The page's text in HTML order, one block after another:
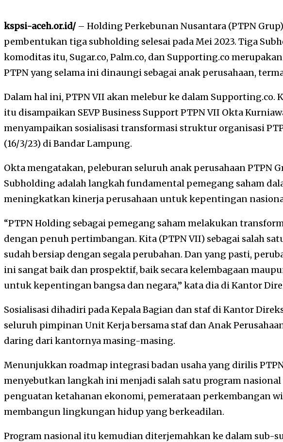
kspsi-aceh.or.id/– Holding Perkebunan Nusantara (PTPN
pembentukan tiga subholding selesai pada Mei 2023. Tiga
komoditas itu, Sugar.co, Palm.co, dan Supporting.co
PTPN yang selama ini dinaungi sebagai anak perusahaan,
Dalam hal ini, PTPN VII akan melebur ke dalam Supporting.co.
itu disampaikan SEVP Business Support PTPN VII Okta
menyampaikan sosialisasi transformasi struktur organisasi
(16/3/23) di Bandar Lampung.
Okta mengatakan, peleburan seluruh anak perusahaan PTPN
Subholding adalah langkah fundamental pemegang saham
meningkatkan kinerja perusahaan untuk kepentingan
“PTPN Holding sebagai pemegang saham melakukan
dengan penuh pertimbangan. Kita (PTPN VII) sebagai salah
sudah bersiap dengan segala perubahan. Dan yang pasti,
ini sangat baik dan prospektif, baik secara kelembagaan
untuk kepentingan bangsa dan negara,” kata dia di Kantor
Sosialisasi dihadiri pada Kepala Bagian dan staf di Kantor
seluruh pimpinan Unit Kerja bersama staf dan Anak
daring dari kantornya masing-masing.
Menunjukkan roadmap integrasi badan usaha yang dirilis
menyebutkan langkah ini menjadi salah satu program
penguatan ketahanan ekonomi, pemerataan perkembangan
membangun lingkungan hidup yang berkeadilan.
Program nasional itu kemudian diterjemahkan ke dalam sub-